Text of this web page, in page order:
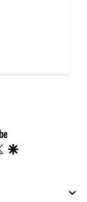
youtube-
footer
twitter